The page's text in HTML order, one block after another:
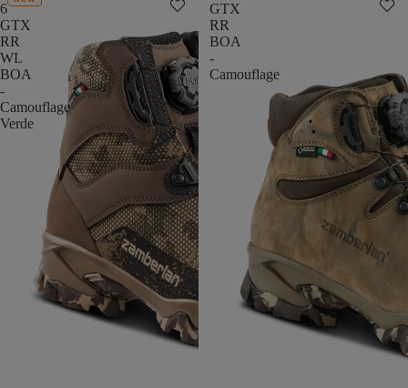
6
GTX
RR
WL
BOA
-
Camouflage
Verde
GTX
RR
BOA
-
Camouflage